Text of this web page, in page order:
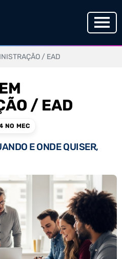
/ EAD
/ EAD
NO MEC
E ONDE QUISER,